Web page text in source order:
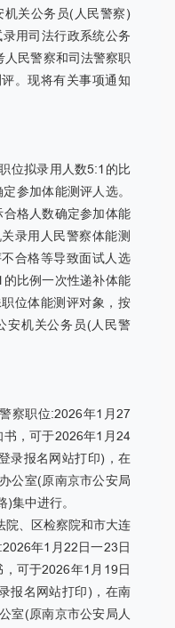
机关公务员(人民警察)
用司法行政系统公务
人民警察和司法警察职
。现将有关事项通知
位拟录用人数5:1的比
参加体能测评人选。
格人数确定参加体能
录用人民警察体能测
合格等导致面试人选
比例一次性递补体能
位体能测评对象，按
安机关公务员(人民警
察职位:2026年1月27
，可于2026年1月24
录报名网站打印)，在
公室(原南京市公安局
集中进行。
院、区检察院和市大连
年1月22日一23日
可于2026年1月19日
报名网站打印)，在南
室(原南京市公安局人